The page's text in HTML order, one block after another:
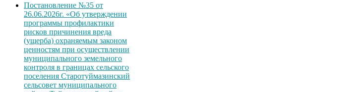
Постановление №35 от
26.06.2026г. «Об утверждении
программы профилактики
рисков причинения вреда
(ущерба) охраняемым законом
ценностям при осуществлении
муниципального земельного
контроля в границах сельского
поселения Старотуймазинский
сельсовет муниципального